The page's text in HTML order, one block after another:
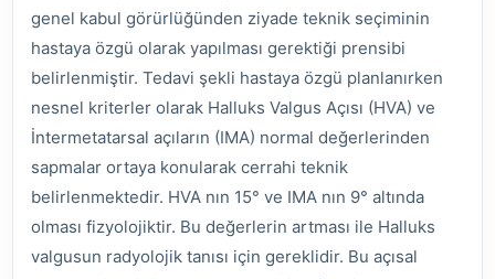
genel kabul görürlüğünden ziyade teknik seçiminin
hastaya özgü olarak yapılması gerektiği prensibi
belirlenmiştir. Tedavi şekli hastaya özgü planlanırken
nesnel kriterler olarak Halluks Valgus Açısı (HVA) ve
İntermetatarsal açıların (IMA) normal değerlerinden
sapmalar ortaya konularak cerrahi teknik
belirlenmektedir. HVA nın 15° ve IMA nın 9° altında
olması fizyolojiktir. Bu değerlerin artması ile Halluks
valgusun radyolojik tanısı için gereklidir. Bu açısal